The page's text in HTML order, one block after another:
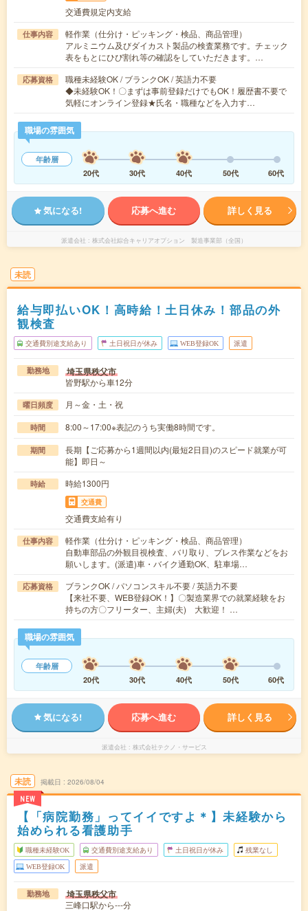
交通費規定内支給
仕事内容
軽作業（仕分け・ピッキング・検品、商品管理）
アルミニウム及びダイカスト製品の検査業務です。チェック
表をもとにひび割れ等の確認をしていただきます。…
応募資格
職種未経験OK / ブランクOK / 英語力不要
◆未経験OK！〇まずは事前登録だけでもOK！履歴書不要で
気軽にオンライン登録★氏名・職種などを入力す…
職場の雰囲気
年齢層
20代
30代 40代 50代 60代
気になる! 応募へ進む 詳しく見る
派遣会社 株式会社綜合キャリアオプション 製造事業部（全国）
未読
給与即払いOK！高時給！土日休み！部品の外
観検査
交通費別途支給あり 土日祝日が休み WEB登録OK 派遣
勤務地 埼玉県秩父市
皆野駅から車12分
曜日頻度 月～金・土・祝
時間 8:00～17:00※表記のうち実働8時間です。
期間
長期【ご応募から1週間以内(最短2日目)のスピード就業が可
能】即日～
時給 時給1300円
交通費
交通費支給有り
仕事内容
軽作業（仕分け・ピッキング・検品、商品管理）
自動車部品の外観目視検査、バリ取り、プレス作業などをお
願いします。(派遣)車・バイク通勤OK、駐車場…
応募資格
ブランクOK / パソコンスキル不要 / 英語力不要
【来社不要、WEB登録OK！】〇製造業界での就業経験をお
持ちの方〇フリーター、主婦(夫) 大歓迎！ …
職場の雰囲気
年齢層
20代
30代 40代 50代 60代
気になる! 応募へ進む 詳しく見る
派遣会社 株式会社テクノ・サービス
未読
NEW
掲載日 2026/08/04
【「病院勤務」ってイイですよ＊】未経験から
始められる看護助手
職種未経験OK 交通費別途支給あり 土日祝日が休み 残業なし
WEB登録OK 派遣
勤務地 埼玉県秩父市
三峰口駅から---分